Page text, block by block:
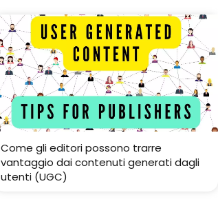
Come gli editori possono trarre
vantaggio dai contenuti generati dagli
utenti (UGC)